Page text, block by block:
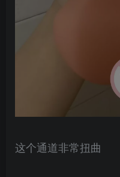
这个通道非常扭曲